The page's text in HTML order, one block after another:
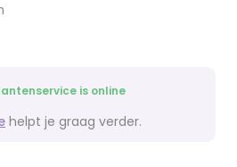
is online
helpt je graag verder.